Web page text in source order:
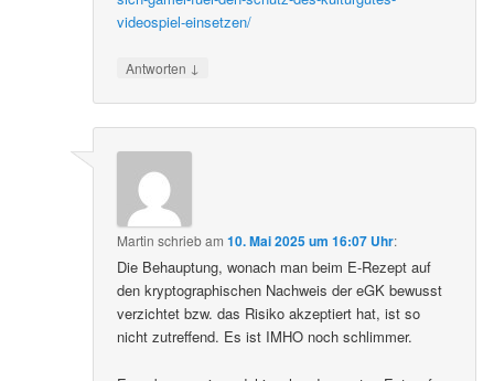
videospiel-einsetzen/
Antworten ↓
Martin schriebam10. Mai 2025 um 16:07 Uhr:
Die Behauptung, wonach man beim E-Rezept auf
den kryptographischen Nachweis der eGK bewusst
verzichtet bzw. das Risiko akzeptiert hat, ist so
nicht zutreffend. Es ist IMHO noch schlimmer.